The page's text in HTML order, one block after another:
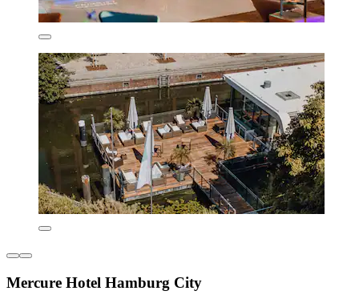
Mercure Hotel Hamburg City